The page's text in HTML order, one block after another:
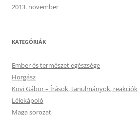
2013. november
KATEGÓRIÁK
Ember és természet egészsége
Horgász
Kövi Gábor – Írások, tanulmányok, reakciók
Lélekápoló
Maga sorozat